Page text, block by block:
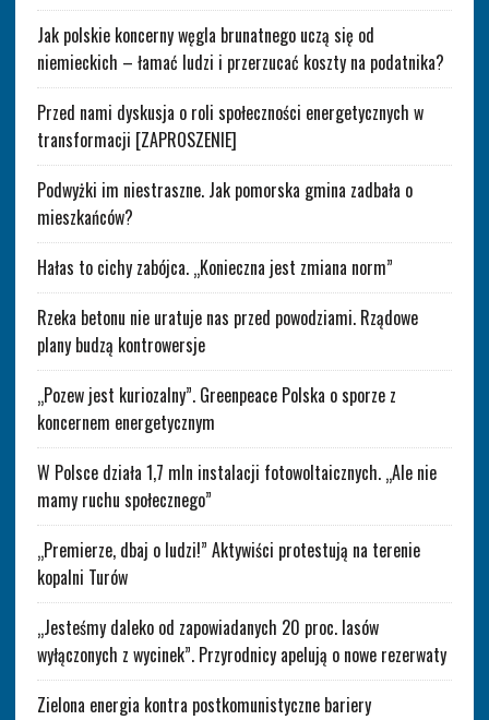
Jak polskie koncerny węgla brunatnego uczą się od
niemieckich – łamać ludzi i przerzucać koszty na podatnika?
Przed nami dyskusja o roli społeczności energetycznych w
transformacji [ZAPROSZENIE]
Podwyżki im niestraszne. Jak pomorska gmina zadbała o
mieszkańców?
Hałas to cichy zabójca. „Konieczna jest zmiana norm”
Rzeka betonu nie uratuje nas przed powodziami. Rządowe
plany budzą kontrowersje
„Pozew jest kuriozalny”. Greenpeace Polska o sporze z
koncernem energetycznym
W Polsce działa 1,7 mln instalacji fotowoltaicznych. „Ale nie
mamy ruchu społecznego”
„Premierze, dbaj o ludzi!” Aktywiści protestują na terenie
kopalni Turów
„Jesteśmy daleko od zapowiadanych 20 proc. lasów
wyłączonych z wycinek”. Przyrodnicy apelują o nowe rezerwaty
Zielona energia kontra postkomunistyczne bariery